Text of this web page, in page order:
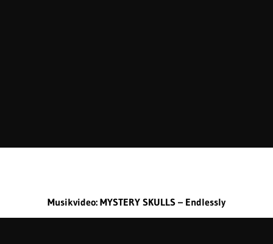
Musikvideo: MYSTERY SKULLS – Endlessly